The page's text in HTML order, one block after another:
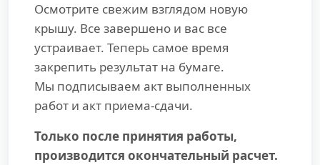
Осмотрите свежим взглядом новую
крышу. Все завершено и вас все
устраивает. Теперь самое время
закрепить результат на бумаге.
Мы подписываем акт выполненных
работ и акт приема-сдачи.
Только после принятия работы,
производится окончательный расчет.